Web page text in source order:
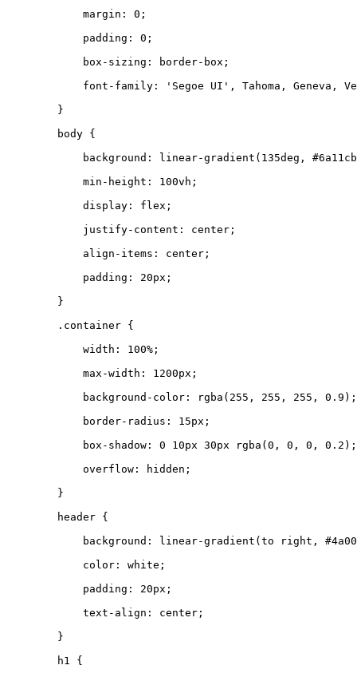
margin : 0 ;
padding : 0 ;
box-sizing : border-box ;
font-family : 'Segoe UI' , Tahoma , Geneva ,
}
body {
background : linear-gradient ( 135deg ,
#6a11cb
min-height : 100vh ;
display : flex ;
justify-content : center ;
align-items : center ;
padding : 20px ;
}
. container {
width : 100% ;
max-width : 1200px ;
background-color : rgba ( 255 , 255 , 255 , 0.9 );
border-radius : 15px ;
box-shadow : 0 10px 30px rgba (0 , 0 , 0 , 0.2 );
overflow : hidden ;
}
header {
background : linear-gradient (to right ,
color : white ;
padding : 20px ;
text-align : center ;
}
h1
{